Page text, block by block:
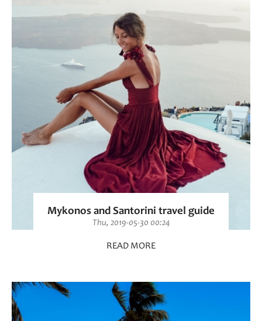
Mykonos and Santorini travel guide
Thu, 2019-05-30 00:24
READ MORE